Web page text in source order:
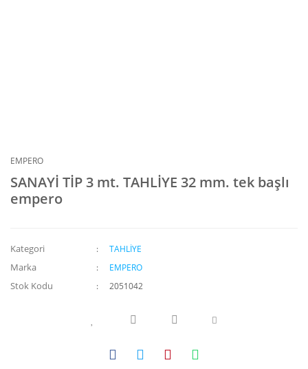
EMPERO
SANAYİ TİP 3 mt. TAHLİYE 32 mm. tek başlı
empero
Kategori TAHLİYE
Marka EMPERO
Stok Kodu 2051042